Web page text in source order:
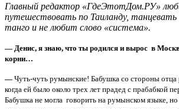
Главный редактор «ГдеЭтотДом.РУ»
путешествовать по Таиланду, танцевать
танго и не любит слово «система».
— Денис, я знаю, что ты родился и вырос в
корни…
— Чуть-чуть румынские! Бабушка со стороны
когда ей было около трех лет прадед с прабабкой
Бабушка не могла говорить на румынском языке, но